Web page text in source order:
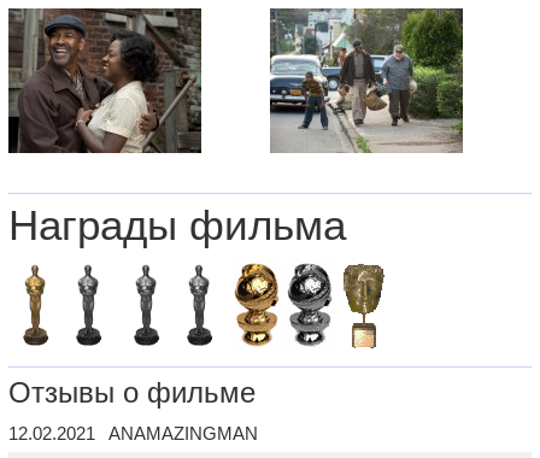
Награды фильма
Отзывы о фильме
12.02.2021 ANAMAZINGMAN